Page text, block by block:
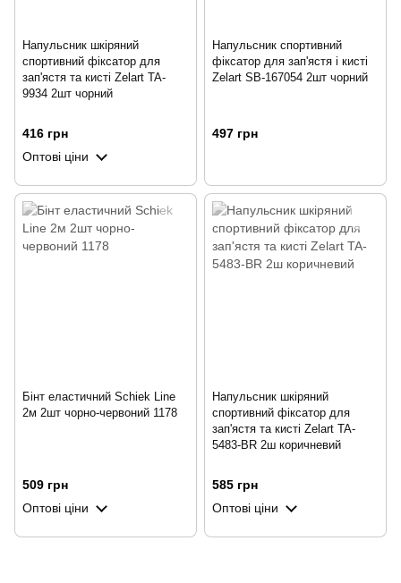
Напульсник шкіряний
спортивний фіксатор для
зап'ястя та кисті Zelart TA-
9934 2шт чорний
416 грн
Оптові ціни
Напульсник спортивний
фіксатор для зап'ястя і кисті
Zelart SB-167054 2шт чорний
497 грн
Бінт еластичний Schiek Line
2м 2шт чорно-червоний 1178
509 грн
Оптові ціни
Напульсник шкіряний
спортивний фіксатор для
зап'ястя та кисті Zelart TA-
5483-BR 2ш коричневий
585 грн
Оптові ціни